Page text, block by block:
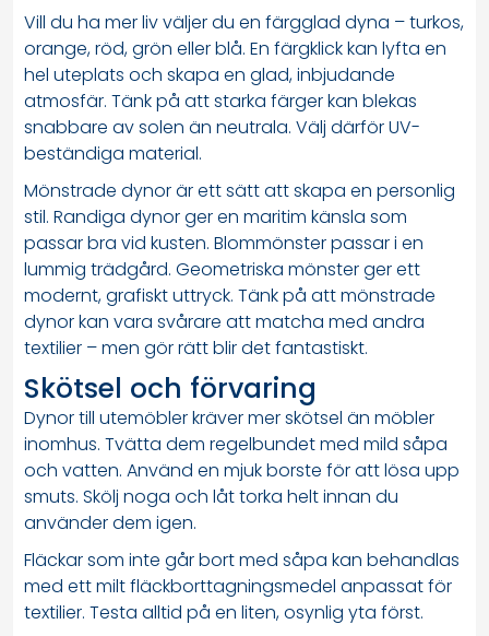
Vill du ha mer liv väljer du en färgglad dyna – turkos,
orange, röd, grön eller blå. En färgklick kan lyfta en
hel uteplats och skapa en glad, inbjudande
atmosfär. Tänk på att starka färger kan blekas
snabbare av solen än neutrala. Välj därför UV-
beständiga material.
Mönstrade dynor är ett sätt att skapa en personlig
stil. Randiga dynor ger en maritim känsla som
passar bra vid kusten. Blommönster passar i en
lummig trädgård. Geometriska mönster ger ett
modernt, grafiskt uttryck. Tänk på att mönstrade
dynor kan vara svårare att matcha med andra
textilier – men gör rätt blir det fantastiskt.
Skötsel och förvaring
Dynor till utemöbler kräver mer skötsel än möbler
inomhus. Tvätta dem regelbundet med mild såpa
och vatten. Använd en mjuk borste för att lösa upp
smuts. Skölj noga och låt torka helt innan du
använder dem igen.
Fläckar som inte går bort med såpa kan behandlas
med ett milt fläckborttagningsmedel anpassat för
textilier. Testa alltid på en liten, osynlig yta först.